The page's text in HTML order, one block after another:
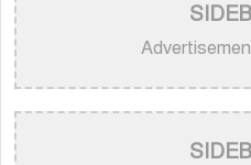
>
নতুন করে ভাইরাল ‘আজ
পেছনের গল্প
>
বাংলাদেশ বেতারে সুরকার